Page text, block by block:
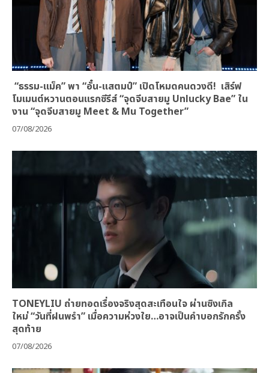
“ธรรม-แม็ค” พา “อั๋น-แสตมป์” เปิดโหมดคนดวงดี! เสิร์ฟ
โมเมนต์หวานตอนแรกซีรีส์ “จุดจีบสายมู Unlucky Bae” ใน
งาน “จุดจีบสายมู Meet & Mu Together”
07/08/2026
TONEYLIU ถ่ายทอดเรื่องจริงสุดสะเทือนใจ ผ่านซิงเกิล
ใหม่ “วันที่ฝนพรำ” เมื่อความห่วงใย…อาจเป็นคำบอกรักครั้ง
สุดท้าย
07/08/2026